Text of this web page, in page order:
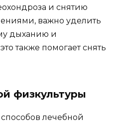
и снятию
важно уделить
дыханию и
также помогает снять
физкультуры
лечебной